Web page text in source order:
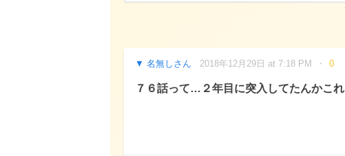
名無しさん 2018年12月29日 at 7:18 PM 0
７６話って…２年目に突入してたんかこれ